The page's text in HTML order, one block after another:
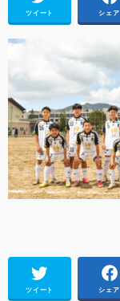
ツイート シェア
ツイート シェア